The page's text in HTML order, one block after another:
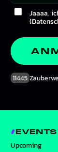
Jaaaa,
11445
EVENTS
Upcoming